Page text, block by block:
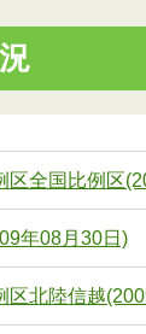
区全国比例区
年08月30日)
区北陸信越